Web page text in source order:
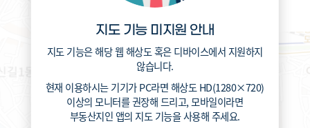
서울신길초등학교 (공립)
78m
도보
0.8분
25~35년
35년이상
지도 기능 미지원 안내
지도 기능은 해당 웹 해상도 혹은 디바이스에서 지원하지
않습니다.
현재 이용하시는 기기가PC라면 해상도 HD(1280×720)
이상의 모니터를 권장해 드리고, 모바일이라면
부동산지인 앱의 지도 기능을 사용해 주세요.